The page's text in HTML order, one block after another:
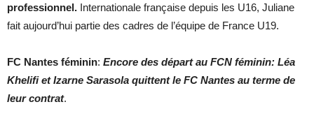
professionnel. Internationale française depuis les U16, Juliane
fait aujourd’hui partie des cadres de l’équipe de France U19.
FC Nantes féminin: Encore des départ au FCN féminin: Léa
Khelifi et Izarne Sarasola quittent le FC Nantes au terme de
leur contrat.